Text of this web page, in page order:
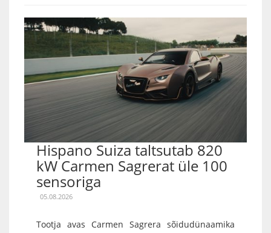
Hispano Suiza taltsutab 820
kW Carmen Sagrerat üle 100
sensoriga
05.08.2026
Tootja avas Carmen Sagrera sõidudünaamika